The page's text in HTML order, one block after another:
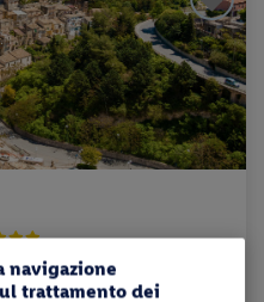
piscina scoperta
navigazione
trattamento dei